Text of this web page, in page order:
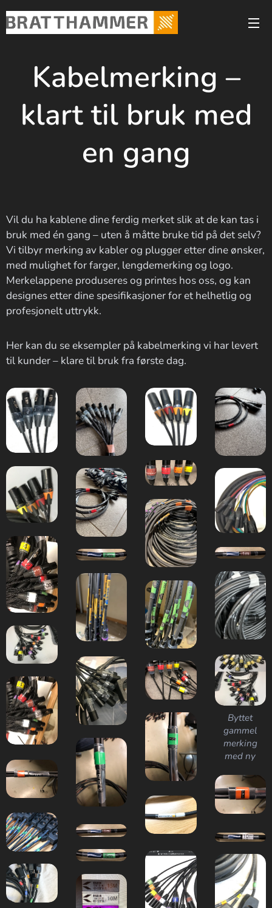
Kabelmerking –
klart til bruk med
en gang
Vil du ha kablene dine ferdig merket slik at de kan tas i
bruk med én gang – uten å måtte bruke tid på det selv?
Vi tilbyr merking av kabler og plugger etter dine ønsker,
med mulighet for farger, lengdemerking og logo.
Merkelappene produseres og printes hos oss, og kan
designes etter dine spesifikasjoner for et helhetlig og
profesjonelt uttrykk.
Her kan du se eksempler på kabelmerking vi har levert
til kunder – klare til bruk fra første dag.
Byttet
gammel
merking
med ny